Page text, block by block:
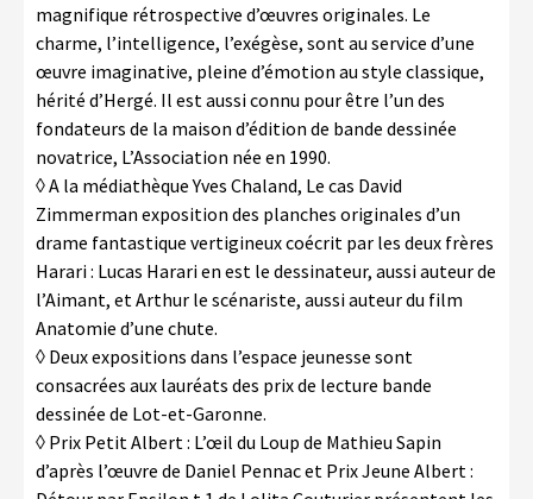
magnifique rétrospective d’œuvres originales. Le
charme, l’intelligence, l’exégèse, sont au service d’une
œuvre imaginative, pleine d’émotion au style classique,
hérité d’Hergé. Il est aussi connu pour être l’un des
fondateurs de la maison d’édition de bande dessinée
novatrice, L’Association née en 1990.
◊ A la médiathèque Yves Chaland, Le cas David
Zimmerman exposition des planches originales d’un
drame fantastique vertigineux coécrit par les deux frères
Harari : Lucas Harari en est le dessinateur, aussi auteur de
l’Aimant, et Arthur le scénariste, aussi auteur du film
Anatomie d’une chute.
◊ Deux expositions dans l’espace jeunesse sont
consacrées aux lauréats des prix de lecture bande
dessinée de Lot-et-Garonne.
◊ Prix Petit Albert : L’œil du Loup de Mathieu Sapin
d’après l’œuvre de Daniel Pennac et Prix Jeune Albert :